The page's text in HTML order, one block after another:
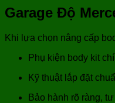
Garage Độ
Khi lựa chọn nâng cấp
Phụ kiện body kit
Kỹ thuật lắp đặt
Bảo hành rõ ràng,